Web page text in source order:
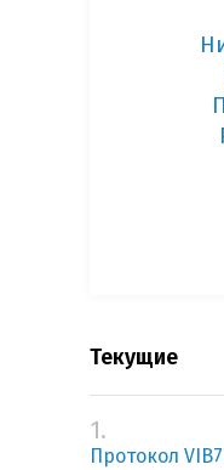
Текущие
1.
Протокол